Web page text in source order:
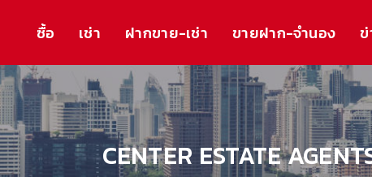
ซื้อ เช่า ฝากขาย-เช่า ขายฝาก-จำนอง
CENTER ESTATE